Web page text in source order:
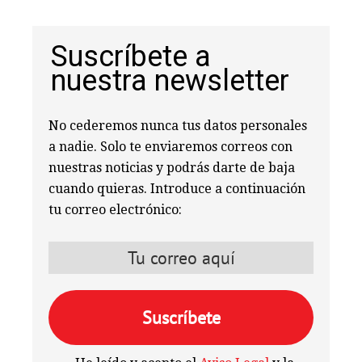
Suscríbete a
nuestra newsletter
No cederemos nunca tus datos personales
a nadie. Solo te enviaremos correos con
nuestras noticias y podrás darte de baja
cuando quieras. Introduce a continuación
tu correo electrónico: